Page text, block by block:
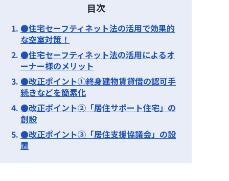
目次
●住宅セーフティネット法の活用で効果的
な空室対策！
●住宅セーフティネット法の活用によるオ
ーナー様のメリット
●改正ポイント①終身建物賃貸借の認可手
続きなどを簡素化
●改正ポイント②「居住サポート住宅」の
創設
●改正ポイント③「居住支援協議会」の設
置